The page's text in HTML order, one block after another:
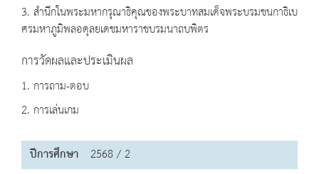
3. สำนึกในพระมหากรุณาธิคุณของพระบาทสมเด็จพระบรมชนกาธิเบ
ศรมหาภูมิพลอดุลยเดชมหาราชบรมนาถบพิตร
การวัดผลและประเมินผล
1. การถาม-ตอบ
2. การเล่นเกม
ปีการศึกษา 2568 / 2